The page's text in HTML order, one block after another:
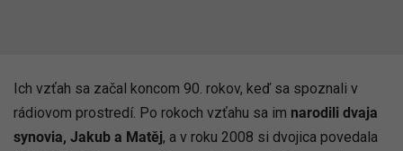
Ich vzťah sa začal koncom 90. rokov, keď sa spoznali v
rádiovom prostredí. Po rokoch vzťahu sa im narodili dvaja
synovia, Jakub a Matěj, a v roku 2008 si dvojica povedala